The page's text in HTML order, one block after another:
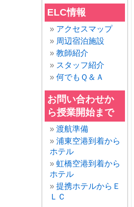
ELC情報
アクセスマップ
周辺宿泊施設
教師紹介
スタッフ紹介
何でもＱ＆Ａ
お問い合わせか
ら授業開始まで
渡航準備
浦東空港到着から
ホテル
虹橋空港到着から
ホテル
提携ホテルからＥ
ＬＣ